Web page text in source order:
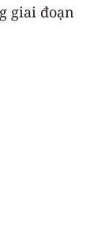
giai đoạn